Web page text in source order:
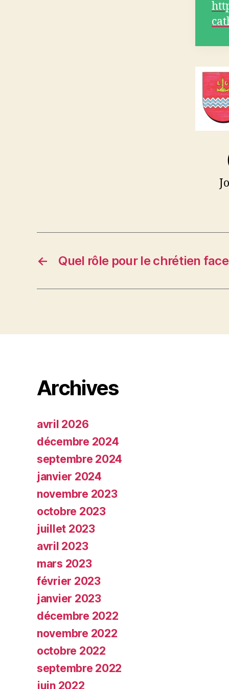
← Quel rôle pour le chrétien
Archives
avril 2026
décembre 2024
septembre 2024
janvier 2024
novembre 2023
octobre 2023
juillet 2023
avril 2023
mars 2023
février 2023
janvier 2023
décembre 2022
novembre 2022
octobre 2022
septembre 2022
juin 2022